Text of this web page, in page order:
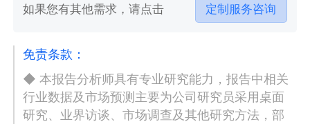
如果您有其他需求，请点击 定制服务咨询
免责条款：
◆ 本报告分析师具有专业研究能力，报告中相关
行业数据及市场预测主要为公司研究员采用桌面
研究、业界访谈、市场调查及其他研究方法，部